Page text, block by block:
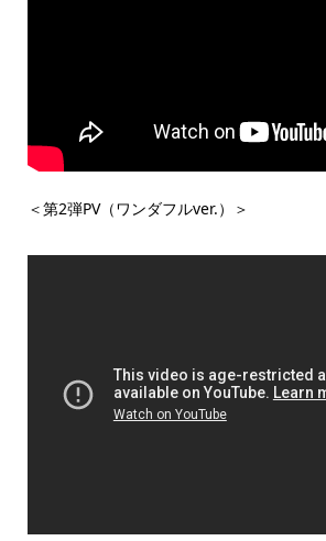
＜第2弾PV（ワンダフルver.）＞